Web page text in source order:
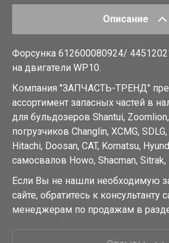
Описание
Форсунка 612600080924/
на двигатели WP10.
Компания "ЗАПЧАСТЬ-ТРЕНД"
ассортимент запасных частей в
для бульдозеров Shantui,
погрузчиков Changlin, XCMG,
Hitachi, Doosan, CAT, Komatsu,
самосвалов Howo, Shacman, Sitrak,
Если Вы не нашли необходимую
сайте, обратитесь к консультанту
менеджерам по продажам в